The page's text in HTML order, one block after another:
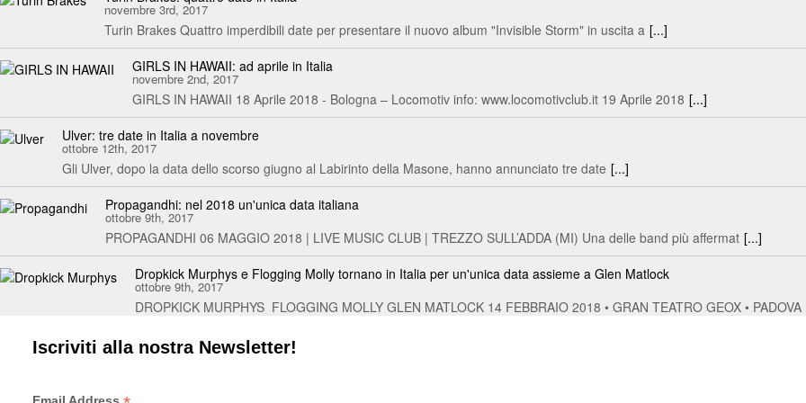
novembre 3rd, 2017
Turin Brakes Quattro imperdibili date per presentare il nuovo album "Invisible Storm" in uscita a [...]
GIRLS IN HAWAII: ad aprile in Italia
novembre 2nd, 2017
GIRLS IN HAWAII 18 Aprile 2018 - Bologna – Locomotiv info: www.locomotivclub.it 19 Aprile 2018 [...]
Ulver: tre date in Italia a novembre
ottobre 12th, 2017
Gli Ulver, dopo la data dello scorso giugno al Labirinto della Masone, hanno annunciato tre date [...]
Propagandhi: nel 2018 un'unica data italiana
ottobre 9th, 2017
PROPAGANDHI 06 MAGGIO 2018 | LIVE MUSIC CLUB | TREZZO SULL’ADDA (MI) Una delle band più affermat [...]
Dropkick Murphys e Flogging Molly tornano in Italia per un'unica data assieme a Glen Matlock
ottobre 9th, 2017
DROPKICK MURPHYS FLOGGING MOLLY GLEN MATLOCK 14 FEBBRAIO 2018 • GRAN TEATRO GEOX • PADOVA
Iscriviti alla nostra Newsletter!